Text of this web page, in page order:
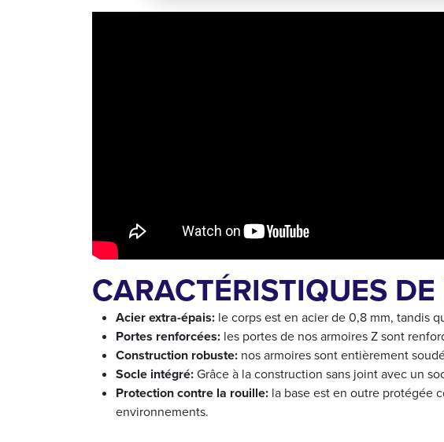
CARACTÉRISTIQUES
Acier extra-épais: le corps est en acier de 0,8 mm, tandis
Portes renforcées: les portes de nos armoires Z sont
Construction robuste: nos armoires sont entièrement
Socle intégré:Grâce à la construction sans joint avec un
Protection contre la rouille: la base est en outre protégée
environnements.